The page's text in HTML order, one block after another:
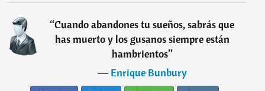
“Cuando abandones tu sueños, sabrás que
has muerto y los gusanos siempre están
hambrientos”
―Enrique Bunbury